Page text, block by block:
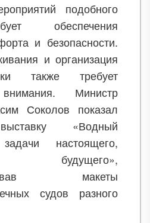
подобного
обеспечения
и безопасности.
и организация
также требует
Министр
Соколов показал
«Водный
настоящего,
будущего»,
макеты
судов разного